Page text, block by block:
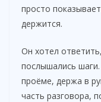
просто
держится.
Он хотел
послышались
проёме, держа в
часть разговора,